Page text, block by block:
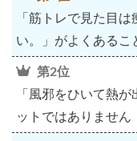
「筋トレで見た目
い。」がよくあるこ
第2位
「風邪をひいて熱
ットではありません